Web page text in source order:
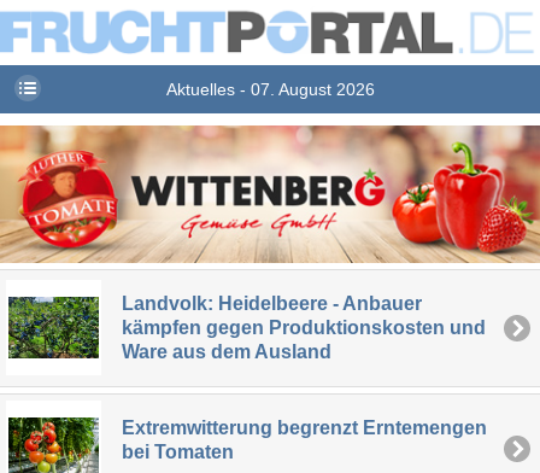
Aktuelles - 07. August 2026
Landvolk: Heidelbeere - Anbauer
kämpfen gegen Produktionskosten und
Ware aus dem Ausland
Extremwitterung begrenzt Erntemengen
bei Tomaten